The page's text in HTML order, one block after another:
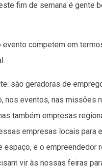
fim de semana é gente
competem em
são geradoras de
nos eventos, nas missões
também empresas
empresas locais para
e o empreendedor
vir às nossas feiras